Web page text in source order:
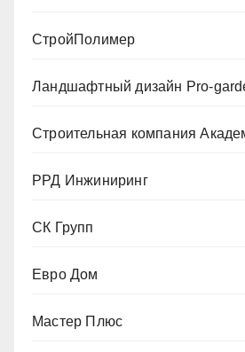
СтройПолимер
Ландшафтный дизайн Pro-
Строительная компания
РРД Инжиниринг
СК Групп
Евро Дом
Мастер Плюс